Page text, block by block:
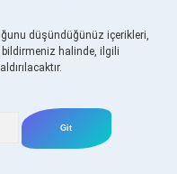
düşündüğünüz içerikleri,
bildirmeniz halinde, ilgili